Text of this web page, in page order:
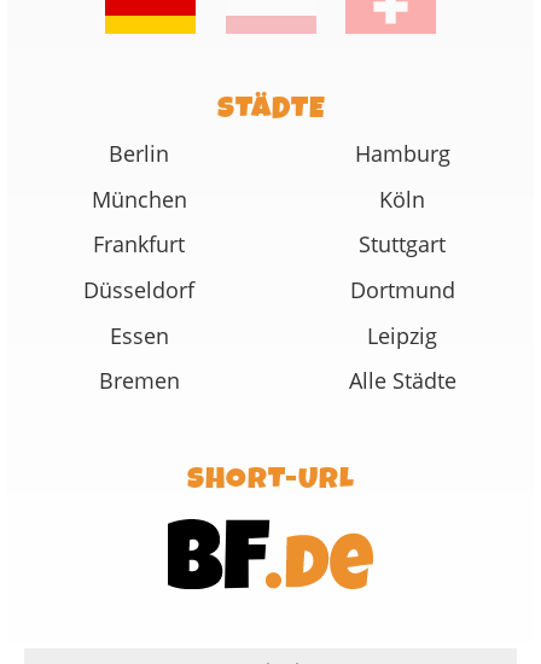
STÄDTE
Berlin
Hamburg
München
Köln
Frankfurt
Stuttgart
Düsseldorf
Dortmund
Essen
Leipzig
Bremen
Alle Städte
SHORT-URL